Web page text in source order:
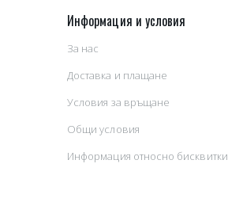
Информация и условия
За нас
Доставка и плащане
Условия за връщане
Общи условия
Информация относно бисквитки